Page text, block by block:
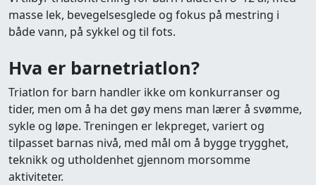
masse lek, bevegelsesglede og fokus på mestring i
både vann, på sykkel og til fots.
Hva er barnetriatlon?
Triatlon for barn handler ikke om konkurranser og
tider, men om å ha det gøy mens man lærer å svømme,
sykle og løpe. Treningen er lekpreget, variert og
tilpasset barnas nivå, med mål om å bygge trygghet,
teknikk og utholdenhet gjennom morsomme
aktiviteter.